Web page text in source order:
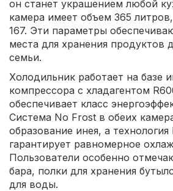
он станет украшением любой
камера имеет объем 365
167. Эти параметры
места для хранения продуктов
семьи.
Холодильник работает на базе
компрессора с хладагентом
обеспечивает класс
Система No Frost в обеих
образование инея, а
гарантирует равномерное
Пользователи особенно
бара, полки для хранения
для воды.